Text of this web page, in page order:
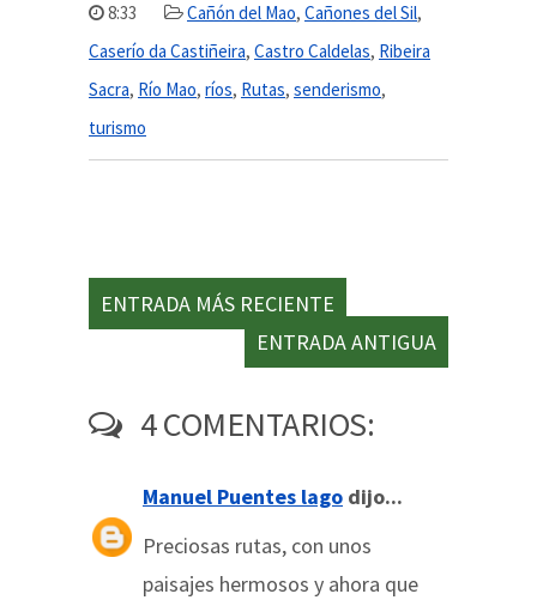
8:33 Cañón del Mao, Cañones del Sil,
Caserío da Castiñeira, Castro Caldelas, Ribeira
Sacra, Río Mao, ríos, Rutas, senderismo,
turismo
ENTRADA MÁS RECIENTE
ENTRADA ANTIGUA
4 COMENTARIOS:
Manuel Puentes lago dijo...
Preciosas rutas, con unos
paisajes hermosos y ahora que